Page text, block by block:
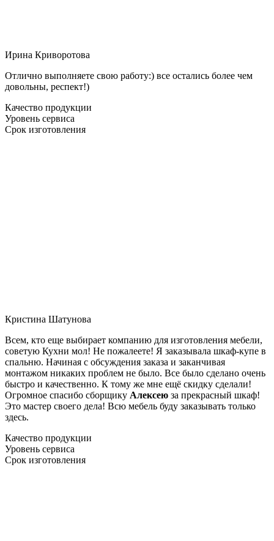
Ирина Криворотова
Отлично выполняете свою работу:) все остались более чем
довольны, респект!)
Качество продукции
Уровень сервиса
Срок изготовления
Кристина Шатунова
Всем, кто еще выбирает компанию для изготовления мебели,
советую Кухни мол! Не пожалеете! Я заказывала шкаф-купе в
спальню. Начиная с обсуждения заказа и заканчивая
монтажом никаких проблем не было. Все было сделано очень
быстро и качественно. К тому же мне ещё скидку сделали!
Огромное спасибо сборщику Алексею за прекрасный шкаф!
Это мастер своего дела! Всю мебель буду заказывать только
здесь.
Качество продукции
Уровень сервиса
Срок изготовления